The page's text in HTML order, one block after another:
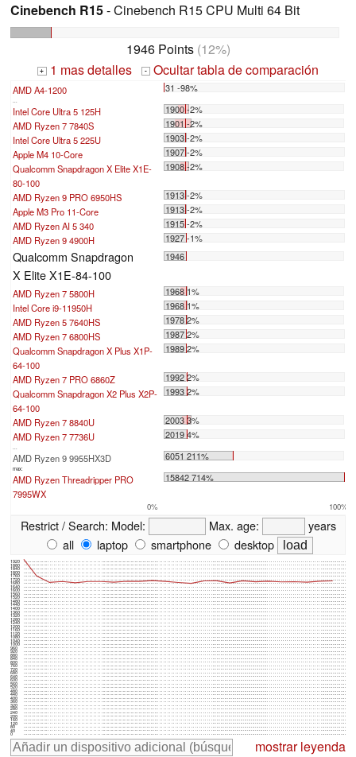
Cinebench R15- Cinebench R15 CPU Multi 64 Bit
1946 Points(12%)
+ 1 mas detalles - Ocultar tabla de comparación
AMD A4-1200 31 -98%
...
Intel Core Ultra 5 125H
1900 -2%
AMD Ryzen 7 7840S
1901 -2%
Intel Core Ultra 5 225U
1903 -2%
Apple M4 10-Core
1907 -2%
Qualcomm Snapdragon X Elite X1E-
80-100
1908 -2%
AMD Ryzen 9 PRO 6950HS
1913 -2%
Apple M3 Pro 11-Core
1913 -2%
AMD Ryzen AI 5 340
1915 -2%
AMD Ryzen 9 4900H
1927 -1%
Qualcomm Snapdragon
X Elite X1E-84-100
1946
AMD Ryzen 7 5800H
1968 1%
Intel Core i9-11950H
1968 1%
AMD Ryzen 5 7640HS
1978 2%
AMD Ryzen 7 6800HS
1987 2%
Qualcomm Snapdragon X Plus X1P-
64-100
1989 2%
AMD Ryzen 7 PRO 6860Z
1992 2%
Qualcomm Snapdragon X2 Plus X2P-
64-100
1993 2%
AMD Ryzen 7 8840U
2003 3%
AMD Ryzen 7 7736U
2019 4%
...
AMD Ryzen 9 9955HX3D 6051 211%
max:
AMD Ryzen Threadripper PRO
7995WX
15842 714%
0% 100%
Restrict / Search: Model: Max. age:
years
all
laptop smartphone desktop
0
40
80
120
160
200
240
280
320
360
400
440
480
520
560
600
640
680
720
760
800
840
880
920
960
1000
1040
1080
1120
1160
1200
1240
1280
1320
1360
1400
1440
1480
1520
1560
1600
1640
1680
1720
1760
1800
1840
1880
1920
mostrar leyenda